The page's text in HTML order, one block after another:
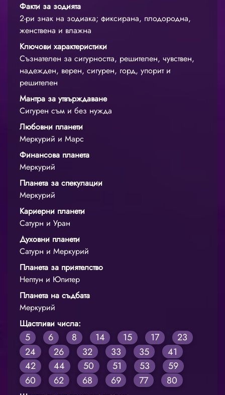
Факти за зодията
2-ри знак на зодиака; фиксирана, плодородна,
женствена и влажна
Ключови характеристики
Съзнателен за сигурността, решителен, чувствен,
надежден, верен, сигурен, горд, упорит и
решителен
Мантра за утвърждаване
Сигурен съм и без нужда
Любовни планети
Меркурий и Марс
Финансова планета
Меркурий
Планета за спекулации
Меркурий
Кариерни планети
Сатурн и Уран
Духовни планети
Сатурн и Меркурий
Планета за приятелство
Нептун и Юпитер
Планета на съдбата
Меркурий
Щастливи числа:
5 6 8 14 15 17
23
24
26 32 33 35
41
42
44 50 51 53
59
60
62 68 69 77 80